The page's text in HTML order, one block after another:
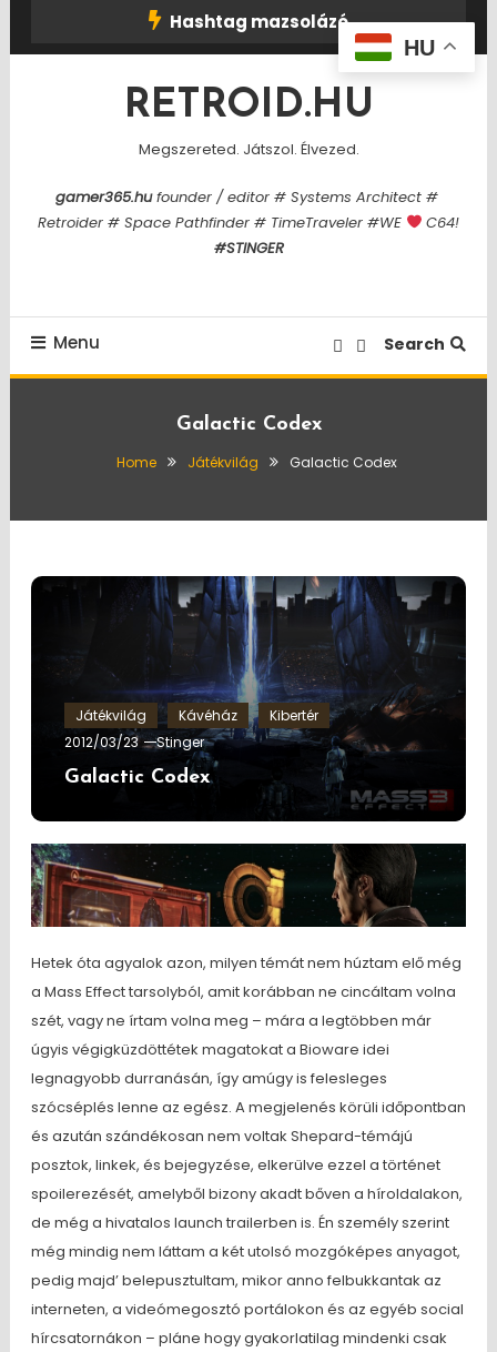
Hashtag mazsolázó
RETROID.HU
Megszereted. Játszol. Élvezed.
gamer365.hufounder / editor # Systems Architect #
Retroider # Space Pathfinder # TimeTraveler #WE
C64!
#STINGER
Menu Search
Galactic Codex
Home Játékvilág Galactic Codex
Játékvilág Kávéház
Kibertér
2012/03/23
Stinger
Galactic Codex
Hetek óta agyalok azon, milyen témát nem húztam elő még
a Mass Effect tarsolyból, amit korábban ne cincáltam volna
szét, vagy ne írtam volna meg – mára a legtöbben már
úgyis végigküzdöttétek magatokat a Bioware idei
legnagyobb durranásán, így amúgy is felesleges
szócséplés lenne az egész. A megjelenés körüli időpontban
és azután szándékosan nem voltak Shepard-témájú
posztok, linkek, és bejegyzése, elkerülve ezzel a történet
spoilerezését, amelyből bizony akadt bőven a híroldalakon,
de még a hivatalos launch trailerben is. Én személy szerint
még mindig nem láttam a két utolsó mozgóképes anyagot,
pedig majd’ belepusztultam, mikor anno felbukkantak az
interneten, a videómegosztó portálokon és az egyéb social
hírcsatornákon – pláne hogy gyakorlatilag mindenki csak
HU